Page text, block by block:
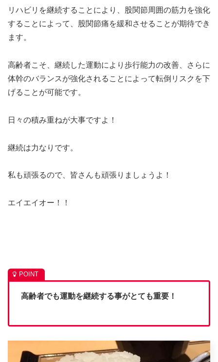
リハビリを継続することにより、股関節周囲の筋力を強化
することによって、股関節痛を緩和させることが期待でき
ます。
高齢者こそ、継続した運動により歩行能力の改善、さらに
体幹のバランスが強化されることによって転倒リスクを下
げることが可能です。
日々の積み重ねが大事ですよ！
継続は力なりです。
私も頑張るので、皆さんも頑張りましょうよ！
エイエイオー！！
高齢者でも運動を継続する事がとても重要！